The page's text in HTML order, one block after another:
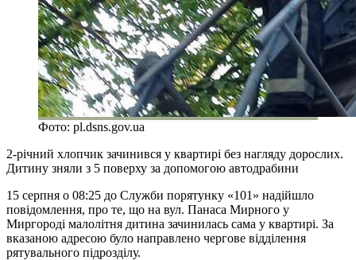
Фото: pl.dsns.gov.ua
2-річний хлопчик зачинився у квартирі без нагляду дорослих.
Дитину зняли з 5 поверху за допомогою автодрабини
15 серпня о 08:25 до Служби порятунку «101» надійшло
повідомлення, про те, що на вул. Панаса Мирного у
Миргороді малолітня дитина зачинилась сама у квартирі. За
вказаною адресою було направлено чергове відділення
рятувального підрозділу.